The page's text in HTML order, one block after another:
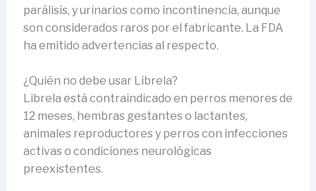
parálisis, y urinarios como incontinencia, aunque
son considerados raros por el fabricante. La FDA
ha emitido advertencias al respecto.
¿Quién no debe usar Librela?
Librela está contraindicado en perros menores de
12 meses, hembras gestantes o lactantes,
animales reproductores y perros con infecciones
activas o condiciones neurológicas
preexistentes.